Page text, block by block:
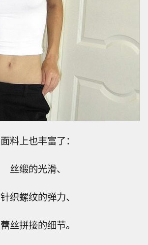
面料上也丰富了：
丝缎的光滑、
针织螺纹的弹力、
蕾丝拼接的细节。